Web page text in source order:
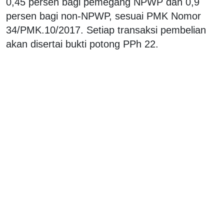
persen bagi non-NPWP, sesuai PMK Nomor
34/PMK.10/2017. Setiap transaksi pembelian
akan disertai bukti potong PPh 22.